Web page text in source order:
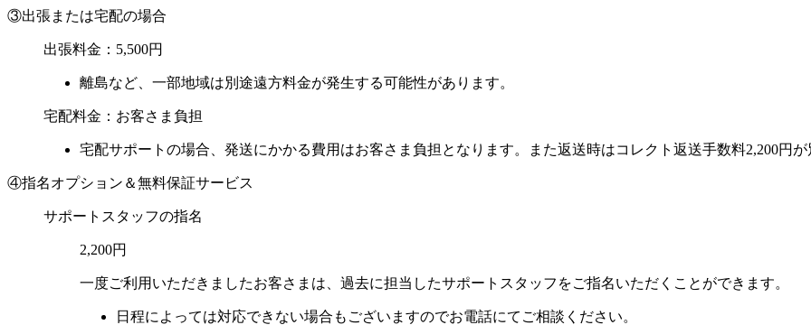
③出張または宅配の場合
出張料金： 5,500円
離島など、一部地域は別途遠方料金が発生する可能性があります。
宅配料金：お客さま負担
宅配サポートの場合、発送にかかる費用はお客さま負担となります。また返送時はコレクト返送手数料2,200円が
④指名オプション＆無料保証サービス
サポートスタッフの指名
2,200円
一度ご利用いただきましたお客さまは、過去に担当したサポートスタッフをご指名いただくことができます。
日程によっては対応できない場合もございますのでお電話にてご相談ください。